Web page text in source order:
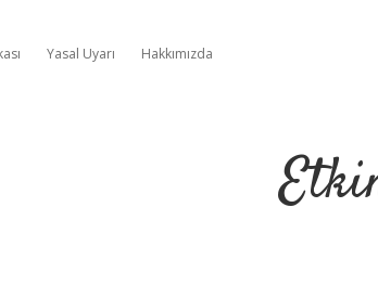
Yasal Uyarı Hakkımızda